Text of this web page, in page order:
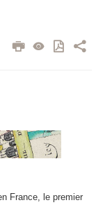
France, le premier